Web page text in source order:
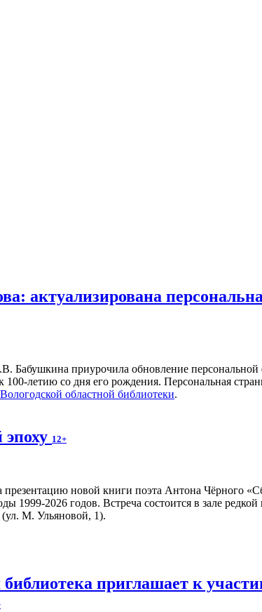
актуализирована
Бабушкина приурочила обновление
со дня его рождения. Персональная
областной библиотеки.
12+
презентацию новой книги поэта Антона Чёрного
1999-2026 годов. Встреча состоится в зале
М. Ульяновой, 1).
библиотека приглашает к